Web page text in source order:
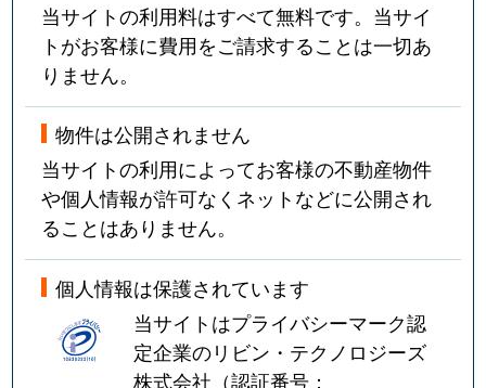
当サイトの利用料はすべて無料です。当サイ
トがお客様に費用をご請求することは一切あ
りません。
物件は公開されません
当サイトの利用によってお客様の不動産物件
や個人情報が許可なくネットなどに公開され
ることはありません。
個人情報は保護されています
当サイトはプライバシーマーク認
定企業のリビン・テクノロジーズ
株式会社（認証番号：